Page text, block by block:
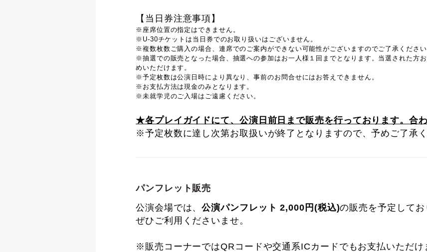
【当日券注意事項】
※座席位置の指定はできません。
※U-30チケットは当日券でのお取り扱いはございません。
※複数枚数ご購入の場合、連席でのご案内ができない可能性がございますのでご了承ください
※抽選での販売となった場合、抽選への参加はお一人様１回までとなります。当選された方
めいただけます。
※予定枚数は公演日時により異なり、事前のお問合せにはお答えできません。
※お支払方法は現金のみとなります。
※未就学児のご入場はご遠慮ください。
★各プレイガイドにて、公演日前日まで販売を行っております。合
※予定枚数に達し次第お取扱いが終了となりますので、予めご了承く
パンフレット販売
公演会場では、公演パンフレット 2,000円(税込)の販売を予定して
ぜひご利用くださいませ。
※販売コーナーではQRコードや交通系ICカードでもお支払いただけ